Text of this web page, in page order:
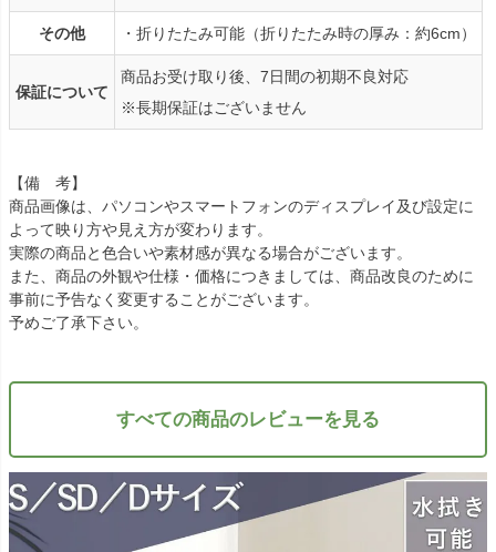
その他 ・折りたたみ可能（折りたたみ時の厚み：約6cm）
保証について
商品お受け取り後、7日間の初期不良対応
※長期保証はございません
【備 考】
商品画像は、パソコンやスマートフォンのディスプレイ及び設定に
よって映り方や見え方が変わります。
実際の商品と色合いや素材感が異なる場合がございます。
また、商品の外観や仕様・価格につきましては、商品改良のために
事前に予告なく変更することがございます。
予めご了承下さい。
すべての商品のレビューを見る